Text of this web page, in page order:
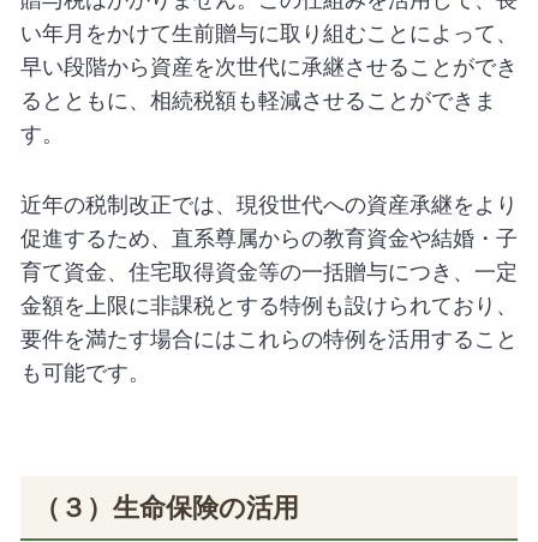
い年月をかけて生前贈与に取り組むことによって、
早い段階から資産を次世代に承継させることができ
るとともに、相続税額も軽減させることができま
す。
近年の税制改正では、現役世代への資産承継をより
促進するため、直系尊属からの教育資金や結婚・子
育て資金、住宅取得資金等の一括贈与につき、一定
金額を上限に非課税とする特例も設けられており、
要件を満たす場合にはこれらの特例を活用すること
も可能です。
（３）生命保険の活用